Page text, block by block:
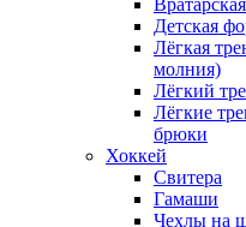
Детская
Лёгкая
молния)
Лёгкий
Лёгкие
брюки
Хоккей
Свитера
Гамаши
Чехлы на